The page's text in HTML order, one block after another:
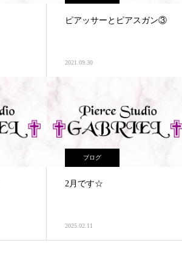
ピアッサーとピアスガン③
2021.09.30
ブログ
2月です☆
2025.02.11